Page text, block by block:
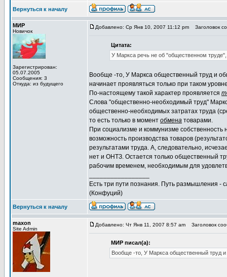
Вернуться к началу
МИР
Новичок
Зарегистрирован:
05.07.2005
Сообщения: 3
Откуда: из будущего
Добавлено: Ср Янв 10, 2007 11:12 pm Заголовок
Цитата:
У Маркса речь не об "общественном
Вообще -то, У Маркса общественный труд и
начинает проявляться только при таком
По-настоящему такой характер проявляется
Слова "общественно-необходимый труд"
общественно-необходимых затратах труда
то есть только в момент обмена товарами.
При социализме и коммунизме собственность
возможность производства товаров
результатами труда. А, следовательно,
нет и ОНТЗ. Остается только общественный
рабочим временем, необходимым для
Есть три пути познания. Путь размышления -
(Конфуций)
Вернуться к началу
maxon
Site Admin
Добавлено: Чт Янв 11, 2007 8:57 am Заголовок
МИР писал(а):
Вообще -то, У Маркса общественный труд